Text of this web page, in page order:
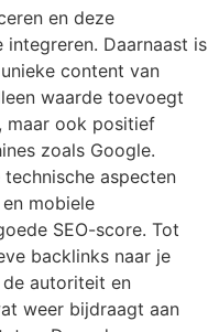
en deze
Daarnaast is
content van
waarde toevoegt
maar ook positief
zoals Google.
aspecten
mobiele
SEO-score. Tot
backlinks naar je
autoriteit en
weer bijdraagt aan